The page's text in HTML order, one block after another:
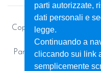
parti autorizzate,
dati personali e
legge.
Continuando a
cliccando sui link
semplicemente
Copyright © 2026 -
per la
Partita Iva: 00013450812